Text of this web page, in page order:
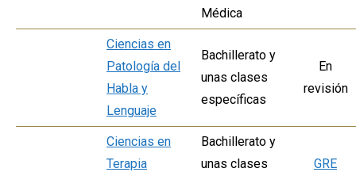
Médica
Ciencias en
Patología del
Habla y
Lenguaje
Bachillerato y
unas clases
específicas
En
revisión
Ciencias en
Terapia
Bachillerato y
unas clases
GRE